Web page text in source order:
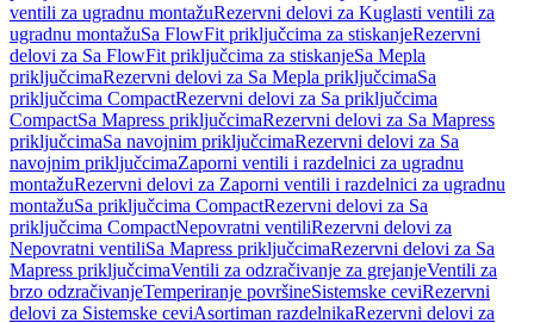
ventili za ugradnu montažuRezervni delovi za Kuglasti ventili za
ugradnu montažuSa FlowFit priključcima za stiskanjeRezervni
delovi za Sa FlowFit priključcima za stiskanjeSa Mepla
priključcimaRezervni delovi za Sa Mepla priključcimaSa
priključcima CompactRezervni delovi za Sa priključcima
CompactSa Mapress priključcimaRezervni delovi za Sa Mapress
priključcimaSa navojnim priključcimaRezervni delovi za Sa
navojnim priključcimaZaporni ventili i razdelnici za ugradnu
montažuRezervni delovi za Zaporni ventili i razdelnici za ugradnu
montažuSa priključcima CompactRezervni delovi za Sa
priključcima CompactNepovratni ventiliRezervni delovi za
Nepovratni ventiliSa Mapress priključcimaRezervni delovi za Sa
Mapress priključcimaVentili za odzračivanje za grejanjeVentili za
brzo odzračivanjeTemperiranje površineSistemske ceviRezervni
delovi za Sistemske ceviAsortiman razdelnikaRezervni delovi za